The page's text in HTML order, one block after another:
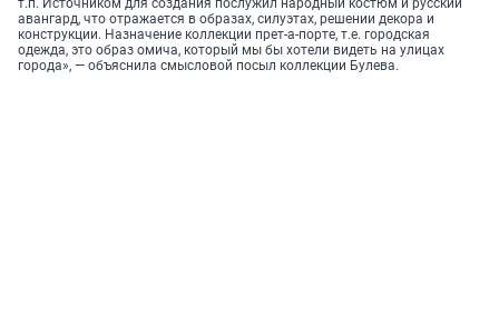
т.п. Источником для создания послужил народный костюм и русский
авангард, что отражается в образах, силуэтах, решении декора и
конструкции. Назначение коллекции прет-а-порте, т.е. городская
одежда, это образ омича, который мы бы хотели видеть на улицах
города», — объяснила смысловой посыл коллекции Булева.